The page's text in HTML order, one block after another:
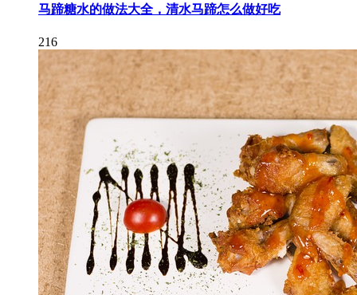
马蹄糖水的做法大全，清水马蹄怎么做好吃
216